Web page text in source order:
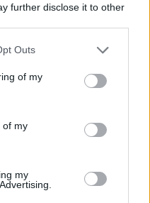
further disclose it to other
Outs
of my
of my
my